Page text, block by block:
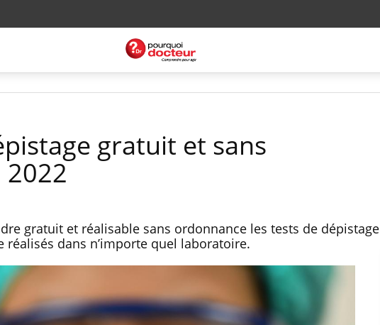
gratuit et sans
2022
gratuit et réalisable sans ordonnance les tests de dépistage
réalisés dans n’importe quel laboratoire.